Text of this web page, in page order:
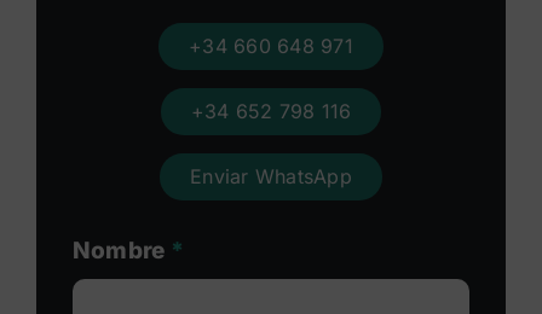
+34 660 648 971
+34 652 798 116
Enviar WhatsApp
Nombre *